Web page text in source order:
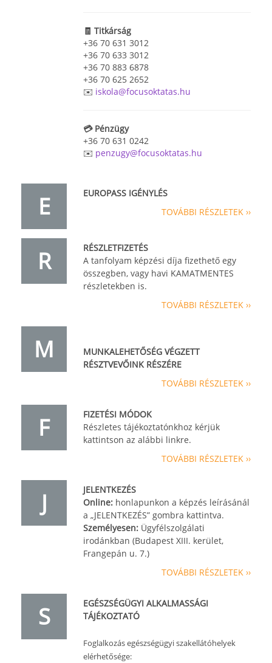
🧾 Titkárság
+36 70 631 3012
+36 70 633 3012
+36 70 883 6878
+36 70 625 2652
✉️ iskola@focusoktatas.hu
💳 Pénzügy
+36 70 631 0242
✉️ penzugy@focusoktatas.hu
E
EUROPASS IGÉNYLÉS
TOVÁBBI RÉSZLETEK ››
R
RÉSZLETFIZETÉS
A tanfolyam képzési díja fizethető egy
összegben, vagy havi KAMATMENTES
részletekben is.
TOVÁBBI RÉSZLETEK ››
M
MUNKALEHETŐSÉG VÉGZETT
RÉSZTVEVŐINK RÉSZÉRE
TOVÁBBI RÉSZLETEK ››
F
FIZETÉSI MÓDOK
Részletes tájékoztatónkhoz kérjük
kattintson az alábbi linkre.
TOVÁBBI RÉSZLETEK ››
J
JELENTKEZÉS
Online: honlapunkon a képzés leírásánál
a „JELENTKEZÉS” gombra kattintva.
Személyesen: Ügyfélszolgálati
irodánkban (Budapest XIII. kerület,
Frangepán u. 7.)
TOVÁBBI RÉSZLETEK ››
S
EGÉSZSÉGÜGYI ALKALMASSÁGI
TÁJÉKOZTATÓ
Foglalkozás egészségügyi szakellátóhelyek
elérhetősége: